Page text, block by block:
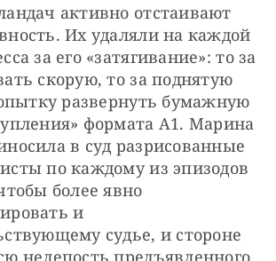
активно отстаивают
Их удаляли на каждой
за его «затягивание»: то за
скорую, то за поднятую
развернуть бумажную
формата А1. Марина
в суд разрисованные
по каждому из эпизодов
более явно
и
судье, и стороне
нелепость предъявленного